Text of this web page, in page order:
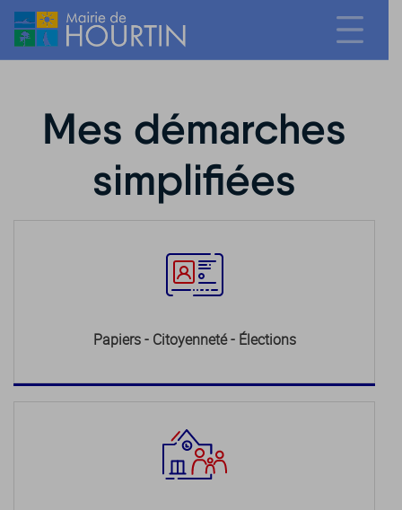
Mes démarches
simplifiées
Papiers - Citoyenneté - Élections